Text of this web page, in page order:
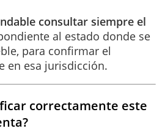
consultar siempre el
al estado donde se
para confirmar el
en esa jurisdicción.
correctamente este